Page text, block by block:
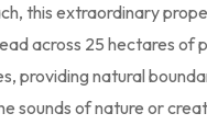
this extraordinary
across 25 hectares of
providing natural
sounds of nature or